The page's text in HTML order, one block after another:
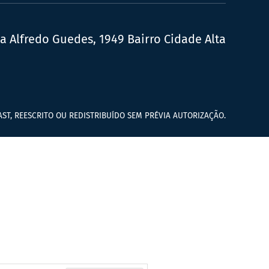
Alfredo Guedes, 1949 Bairro Cidade Alta
REESCRITO OU REDISTRIBUÍDO SEM PRÉVIA AUTORIZAÇÃO.